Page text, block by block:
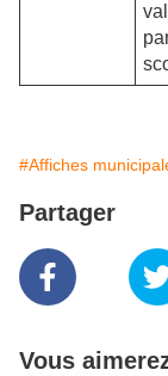
#Affiches
Partager
Vous